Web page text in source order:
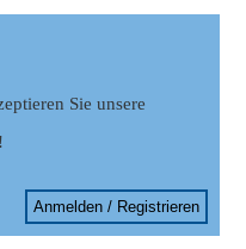
Sie unsere
Anmelden / Registrieren